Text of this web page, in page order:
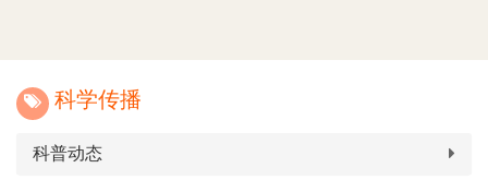
科学传播
科普动态